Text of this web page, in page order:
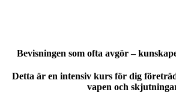
Bevisningen som ofta avgör –
Detta är en intensiv kurs för dig
vapen och